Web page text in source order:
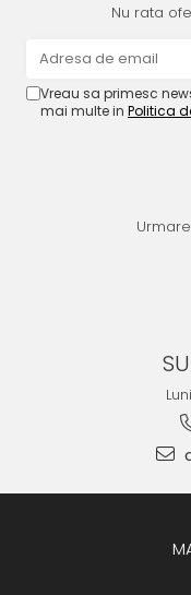
Nu rata
Vreau sa primesc
mai multe in Politica